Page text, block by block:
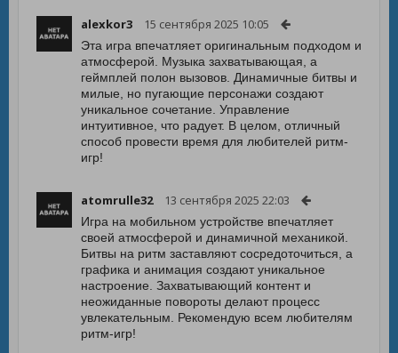
alexkor3 15 сентября 2025 10:05
Эта игра впечатляет оригинальным подходом и
атмосферой. Музыка захватывающая, а
геймплей полон вызовов. Динамичные битвы и
милые, но пугающие персонажи создают
уникальное сочетание. Управление
интуитивное, что радует. В целом, отличный
способ провести время для любителей ритм-
игр!
atomrulle32 13 сентября 2025 22:03
Игра на мобильном устройстве впечатляет
своей атмосферой и динамичной механикой.
Битвы на ритм заставляют сосредоточиться, а
графика и анимация создают уникальное
настроение. Захватывающий контент и
неожиданные повороты делают процесс
увлекательным. Рекомендую всем любителям
ритм-игр!